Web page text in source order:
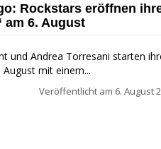
Rockstars eröffnen
am 6. August
und Andrea Torresani starten
mit einem...
Veröffentlicht am 6. August